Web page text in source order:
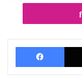
รีวิวและเรื่อ
Reacher ซีซั่
ต้องยอมรับว่า